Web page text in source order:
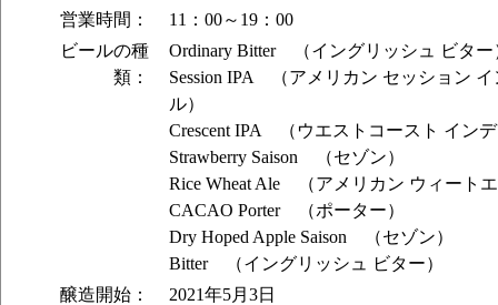
営業時間：
11：00～19：00
ビールの種
類：
Ordinary Bitter （イングリッシュ ビター
Session IPA （アメリカン セッション
ル）
Crescent IPA （ウエストコースト イン
Strawberry Saison （セゾン）
Rice Wheat Ale （アメリカン ウィート
CACAO Porter （ポーター）
Dry Hoped Apple Saison （セゾン）
Bitter （イングリッシュ ビター）
醸造開始：
2021年5月3日